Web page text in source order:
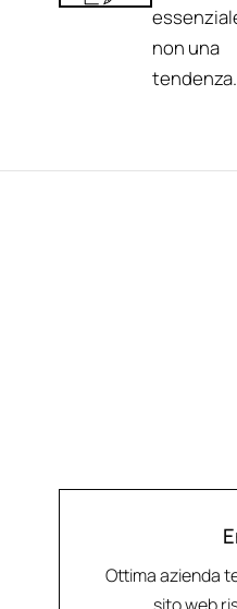
non una
tendenza.
Ottima azienda